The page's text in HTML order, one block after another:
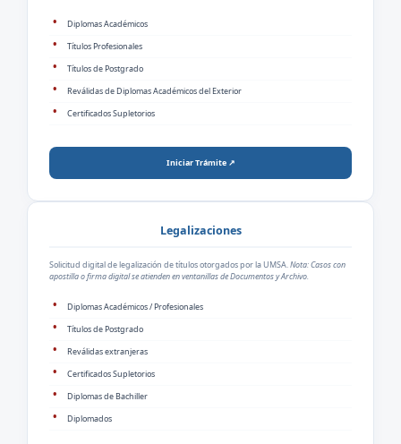
Diplomas Académicos
Títulos Profesionales
Títulos de Postgrado
Reválidas de Diplomas Académicos del Exterior
Certificados Supletorios
Iniciar Trámite ↗
Legalizaciones
Solicitud digital de legalización de títulos otorgados por la UMSA.Nota: Casos con
apostilla o firma digital se atienden en ventanillas de Documentos y Archivo.
Diplomas Académicos / Profesionales
Títulos de Postgrado
Reválidas extranjeras
Certificados Supletorios
Diplomas de Bachiller
Diplomados